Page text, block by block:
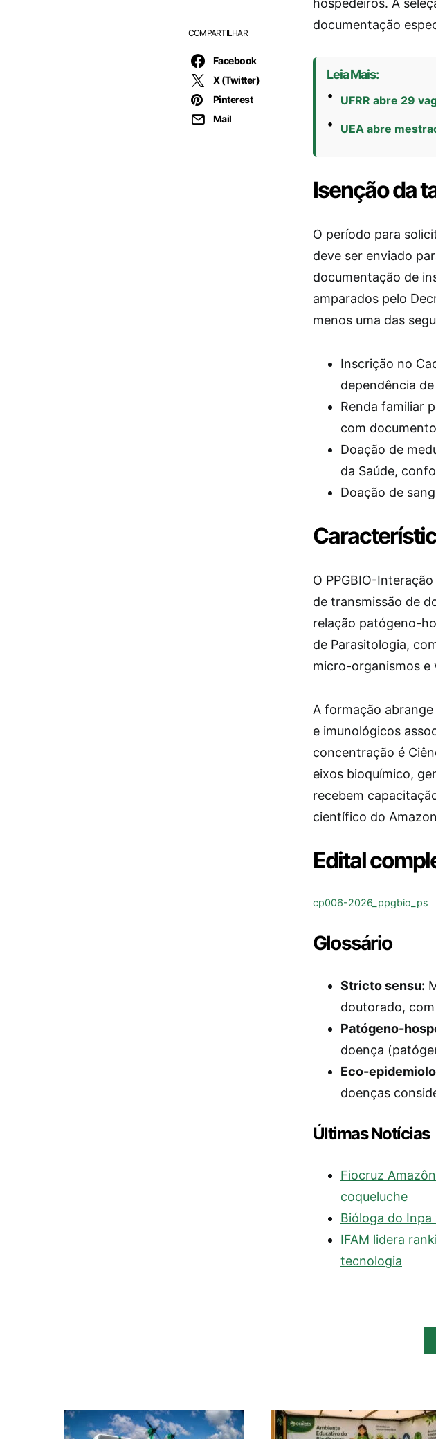
COMPARTILHAR
Facebook
X (Twitter)
Pinterest
Mail
hospedeiros. A
documentação
Leia Mais:
UFRR abre 29
UEA abre
Isenção da
O período para
deve ser enviado
documentação de
amparados pelo
menos uma das
Inscrição no
dependência
Renda familiar
com
Doação de
da Saúde,
Doação de
O PPGBIO-
de transmissão de
relação patógeno-
de Parasitologia,
micro-organismos e
A formação
e imunológicos
concentração é
eixos bioquímico,
recebem
científico do
Edital
cp006-2026_ppgbio_ps
Glossário
Stricto sensu:
doutorado,
Patógeno-
doença
Eco-
doenças
Últimas Notícias
Fiocruz
coqueluche
Bióloga do
IFAM lidera
tecnologia